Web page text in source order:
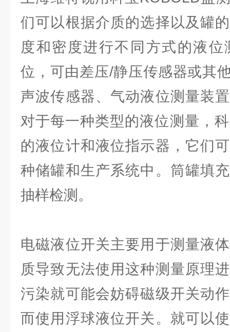
们可以根据介质的选择以及罐
度和密度进行不同方式的液
位，可由差压/静压传感器或其
声波传感器、气动液位测量装
对于每一种类型的液位测量，
的液位计和液位指示器，它们
种储罐和生产系统中。筒罐填
抽样检测。
电磁液位开关主要用于测量液
质导致无法使用这种测量原理
污染就可能会妨碍磁级开关动
而使用浮球液位开关。就可以